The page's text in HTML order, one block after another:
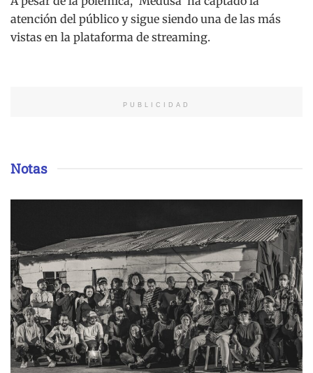
atención del público y sigue siendo una de las más
vistas en la plataforma de streaming.
PUBLICIDAD
Notas